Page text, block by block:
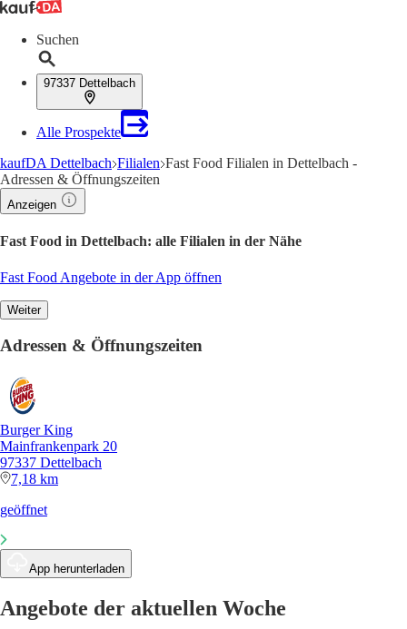
Suchen
97337 Dettelbach
Alle Prospekte
kaufDA Dettelbach Filialen Fast Food Filialen in Dettelbach -
Adressen & Öffnungszeiten
Anzeigen
Fast Food in Dettelbach: alle Filialen in der Nähe
Fast Food Angebote in der App öffnen
Weiter
Adressen & Öffnungszeiten
Burger King
Mainfrankenpark 20
97337 Dettelbach
7,18 km
geöffnet
App herunterladen
Angebote der aktuellen Woche